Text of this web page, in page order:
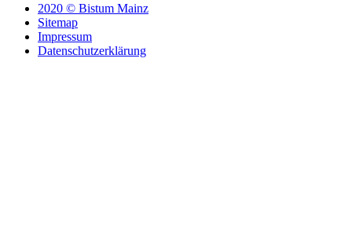
2020 © Bistum Mainz
Sitemap
Impressum
Datenschutzerklärung